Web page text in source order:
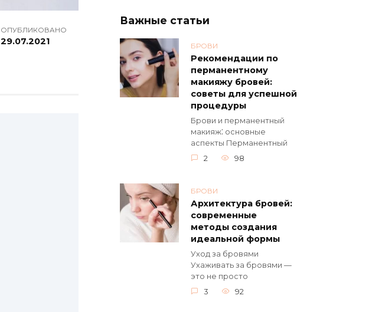
ОПУБЛИКОВАНО
29.07.2021
Важные статьи
БРОВИ
Рекомендации по
перманентному
макияжу бровей:
советы для успешной
процедуры
Брови и перманентный
макияж⁚ основные
aспекты Перманентный
2
98
БРОВИ
Архитектура бровей:
современные
методы создания
идеальной формы
Уход за бровями
Ухаживать за бровями —
это не просто
3
92